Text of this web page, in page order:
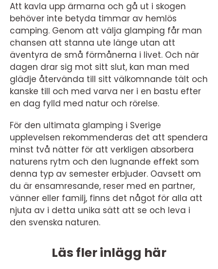
Att kavla upp ärmarna och gå ut i skogen
behöver inte betyda timmar av hemlös
camping. Genom att välja glamping får man
chansen att stanna ute länge utan att
äventyra de små förmånerna i livet. Och när
dagen drar sig mot sitt slut, kan man med
glädje återvända till sitt välkomnande tält och
kanske till och med varva ner i en bastu efter
en dag fylld med natur och rörelse.
För den ultimata glamping i Sverige
upplevelsen rekommenderas det att spendera
minst två nätter för att verkligen absorbera
naturens rytm och den lugnande effekt som
denna typ av semester erbjuder. Oavsett om
du är ensamresande, reser med en partner,
vänner eller familj, finns det något för alla att
njuta av i detta unika sätt att se och leva i
den svenska naturen.
Läs fler inlägg här